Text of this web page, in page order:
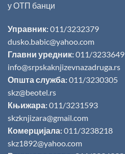
у ОТП банци
Управник:011/3232379
dusko.babic@yahoo.com
Главни уредник:011/3233649
info@srpskaknjizevnazadruga.rs
Општа служба:011/3230305
skz@beotel.rs
Књижара:011/3231593
skzknjizara@gmail.com
Комерцијала:011/3238218
skz1892@yahoo.com